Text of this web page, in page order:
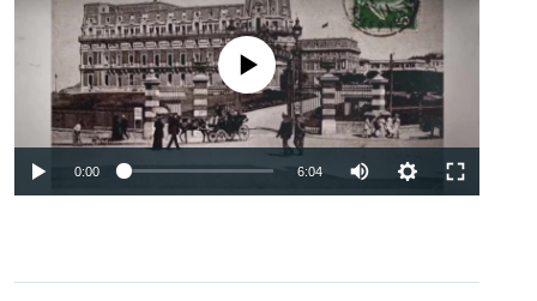
No media source currently available
0:00 6:04